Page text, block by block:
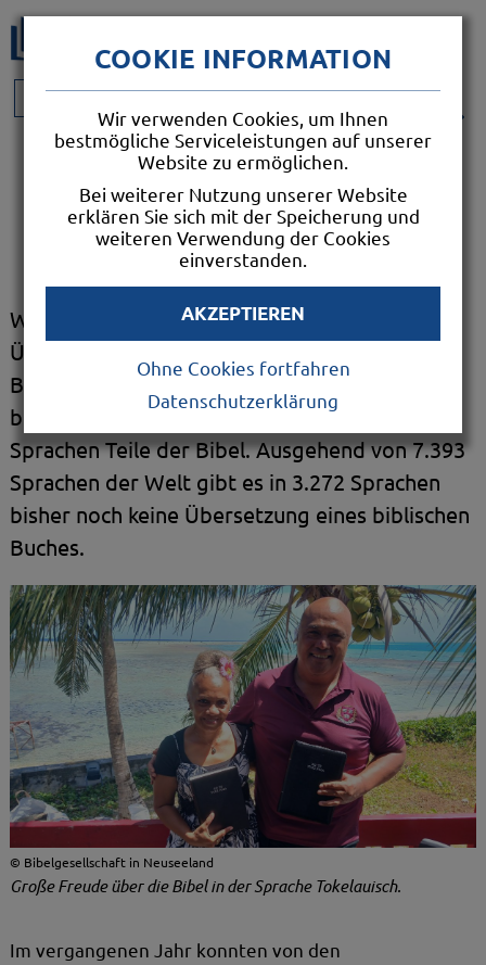
SPENDEN
SHOP
DIE VOLLSTÄNDIGE BIBEL
JETZT IN 795 SPRACHEN
ÜBERSETZT!
Weltweit gibt es in4.121 Sprachen
Übersetzung mindestens eines Buches der
Bibel, in 1.815 Sprachen davon immerhin
bereits das Neue Testament sowie in 1.511
Sprachen Teile der Bibel. Ausgehend von 7.393
Sprachen der Welt gibt es in 3.272 Sprachen
bisher noch keine Übersetzung eines biblischen
Buches.
Bibelgesellschaft in Neuseeland
Große Freude über die Bibel in der Sprache Tokelauisch.
Im vergangenen Jahr konnten von den
COOKIE INFORMATION
Wir verwenden Cookies, um Ihnen
bestmögliche Serviceleistungen auf unserer
Website zu ermöglichen.
Bei weiterer Nutzung unserer Website
erklären Sie sich mit der Speicherung und
weiteren Verwendung der Cookies
einverstanden.
AKZEPTIEREN
Ohne Cookies fortfahren
Datenschutzerklärung